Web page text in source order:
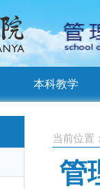
本科教学
当前位置
管